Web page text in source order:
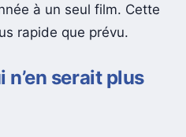
à un seul film. Cette
rapide que prévu.
n’en serait plus